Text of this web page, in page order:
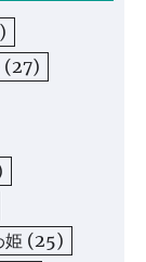
(27)
姫 (25)